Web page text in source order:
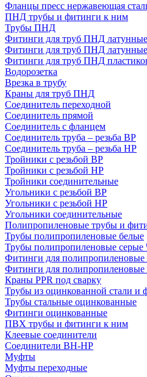
Фланцы пресс нержавеющая
ПНД трубы и фитинги к ним
Трубы ПНД
Фитинги для труб ПНД
Фитинги для труб ПНД
Фитинги для труб ПНД
Водорозетка
Врезка в трубу
Краны для труб ПНД
Соединитель переходной
Соединитель прямой
Соединитель с фланцем
Соединитель труба – резьба ВР
Соединитель труба – резьба НР
Тройники с резьбой ВР
Тройники с резьбой НР
Тройники соединительные
Угольники с резьбой ВР
Угольники с резьбой НР
Угольники соединительные
Полипропиленовые трубы и
Трубы полипропиленовые белые
Трубы полипропиленовые серые
Фитинги для полипропиленовые
Фитинги для полипропиленовые
Краны PPR под сварку
Трубы из оцинкованной стали и
Трубы стальные оцинкованные
Фитинги оцинкованные
ПВХ трубы и фитинги к ним
Клеевые соединители
Соединители ВН-НР
Муфты
Муфты переходные